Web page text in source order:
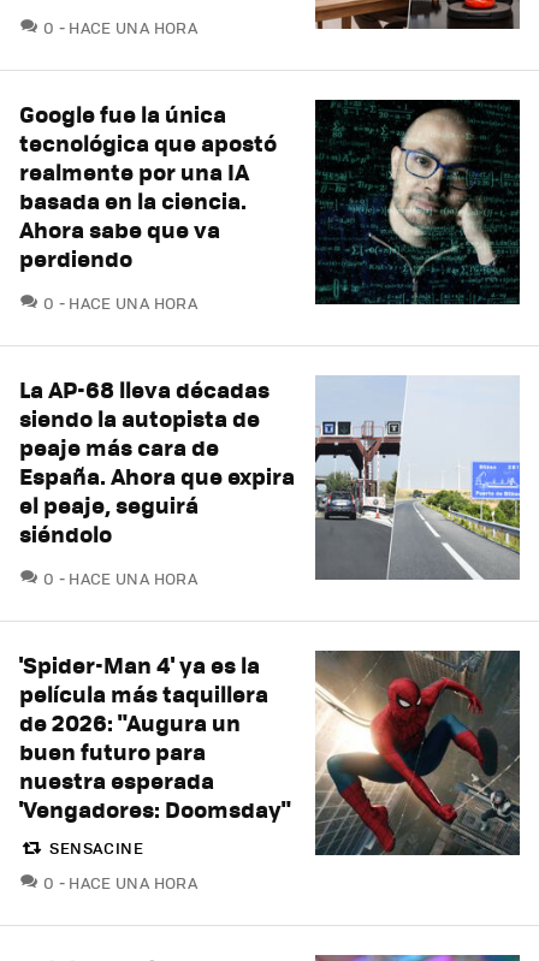
0 COMENTARIOS
HACE UNA HORA
Google fue la única
tecnológica que apostó
realmente por una IA
basada en la ciencia.
Ahora sabe que va
perdiendo
0 COMENTARIOS
HACE UNA HORA
La AP-68 lleva décadas
siendo la autopista de
peaje más cara de
España. Ahora que expira
el peaje, seguirá
siéndolo
0 COMENTARIOS
HACE UNA HORA
'Spider-Man 4' ya es la
película más taquillera
de 2026: "Augura un
buen futuro para
nuestra esperada
'Vengadores: Doomsday"
SENSACINE
0 COMENTARIOS
HACE UNA HORA